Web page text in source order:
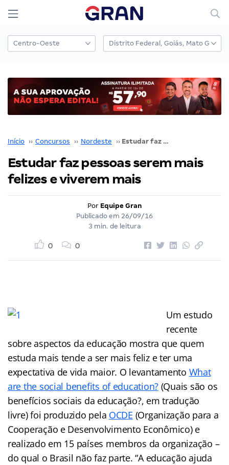
Início ›› Concursos ›› Nordeste ›› Estudar faz pessoas serem mais felizes e viverem mais
Estudar faz pessoas serem mais
felizes e viverem mais
Por Equipe Gran
Publicado em 26/09/16
3 min. de leitura
0 0
Um estudo
recente
sobre aspectos da educação mostra que quem
estuda mais tende a ser mais feliz e ter uma
expectativa de vida maior. O levantamento What
are the social benefits of education? (Quais são os
benefícios sociais da educação?, em tradução
livre) foi produzido pela OCDE (Organização para a
Cooperação e Desenvolvimento Econômico) e
realizado em 15 países membros da organização –
do qual o Brasil não faz parte. “A educação ajuda